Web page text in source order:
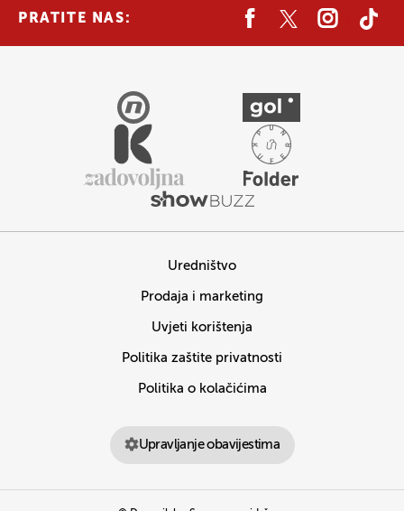
PRATITE NAS:
Uredništvo
Prodaja i marketing
Uvjeti korištenja
Politika zaštite privatnosti
Politika o kolačićima
Upravljanje obavijestima